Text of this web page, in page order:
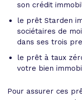
son crédit
le prêt Starden
sociétaires de
dans ses trois
le prêt à taux
votre bien
Pour assurer ces